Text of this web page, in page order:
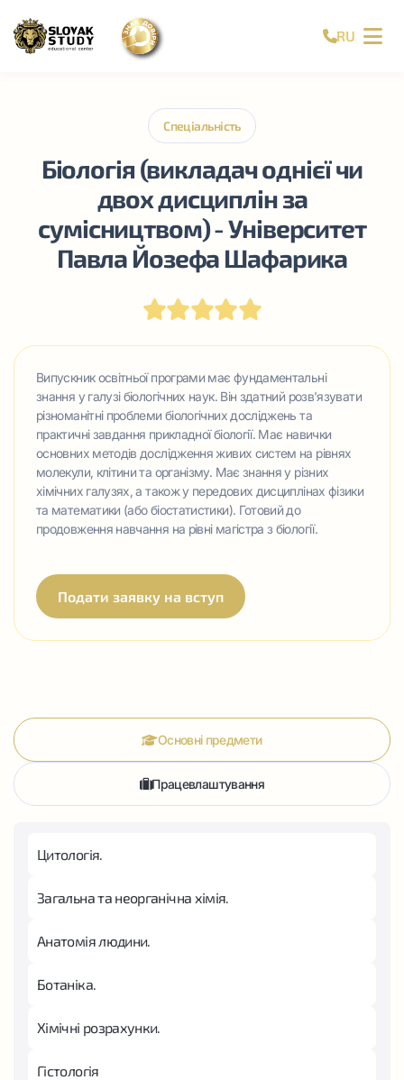
RU
Спеціальність
Біологія (викладач однієї чи
двох дисциплін за
сумісництвом) - Університет
Павла Йозефа Шафарика
Випускник освітньої програми має фундаментальні
знання у галузі біологічних наук. Він здатний розв'язувати
різноманітні проблеми біологічних досліджень та
практичні завдання прикладної біології. Має навички
основних методів дослідження живих систем на рівнях
молекули, клітини та організму. Має знання у різних
хімічних галузях, а також у передових дисциплінах фізики
та математики (або біостатистики). Готовий до
продовження навчання на рівні магістра з біології.
Подати заявку на вступ
Основні предмети
Працевлаштування
Цитологія.
Загальна та неорганічна хімія.
Анатомія людини.
Ботаніка.
Хімічні розрахунки.
Гістологія